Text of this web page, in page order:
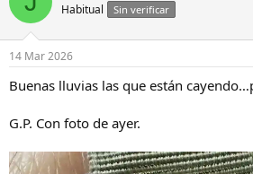
o
n
e
s
Habitual Sin verificar
14 Mar 2026
Buenas lluvias las que están
G.P. Con foto de ayer.